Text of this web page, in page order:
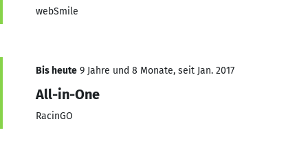
webSmile
Bis heute 9 Jahre und 8 Monate, seit Jan. 2017
All-in-One
RacinGO